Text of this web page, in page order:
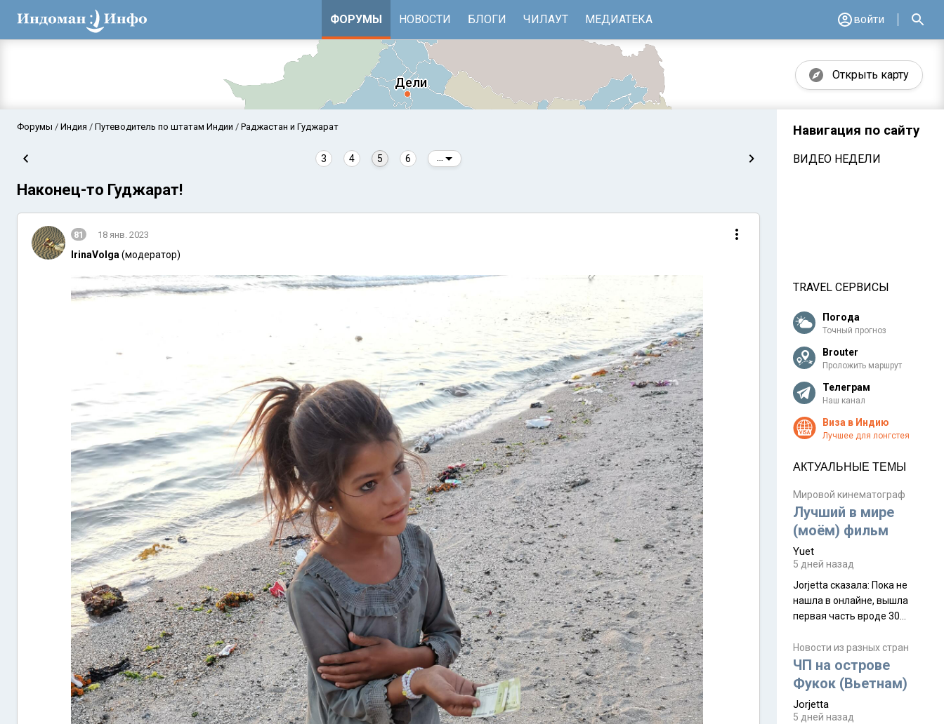
ФОРУМЫ НОВОСТИ БЛОГИ ЧИЛАУТ МЕДИАТЕКА войти
Открыть карту
Аравийское море Бенгальский залив
Индийский океан
Форумы Индия Путеводитель по штатам Индии Раджастан и Гуджарат
3 4 5 6
Наконец-то Гуджарат!
81 18 янв. 2023
IrinaVolga (модератор)
Навигация по сайту
ВИДЕО НЕДЕЛИ
TRAVEL СЕРВИСЫ
Погода
Точный прогноз
Brouter
Проложить маршрут
Телеграм
Наш канал
Виза в Индию
Лучшее для лонгстея
АКТУАЛЬНЫЕ ТЕМЫ
Мировой кинематограф
Лучший в мире
(моём) фильм
Yuet
5 дней назад
Jorjetta сказалa: Пока не
нашла в онлайне, вышла
первая часть вроде 30
Дивали 8 ноября.
Новости из разных стран
ЧП на острове
Фукок (Вьетнам)
Jorjetta
5 дней назад